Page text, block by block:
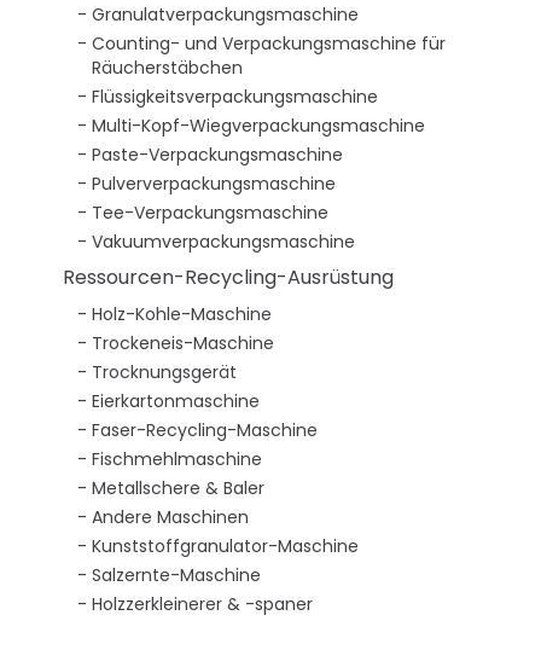
Granulatverpackungsmaschine
Counting- und Verpackungsmaschine für
Räucherstäbchen
Flüssigkeitsverpackungsmaschine
Multi-Kopf-Wiegverpackungsmaschine
Paste-Verpackungsmaschine
Pulververpackungsmaschine
Tee-Verpackungsmaschine
Vakuumverpackungsmaschine
Ressourcen-Recycling-Ausrüstung
Holz-Kohle-Maschine
Trockeneis-Maschine
Trocknungsgerät
Eierkartonmaschine
Faser-Recycling-Maschine
Fischmehlmaschine
Metallschere & Baler
Andere Maschinen
Kunststoffgranulator-Maschine
Salzernte-Maschine
Holzzerkleinerer & -spaner